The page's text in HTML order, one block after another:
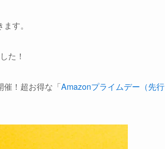
す。
た！
催！超お得な「Amazonプライムデー（先行